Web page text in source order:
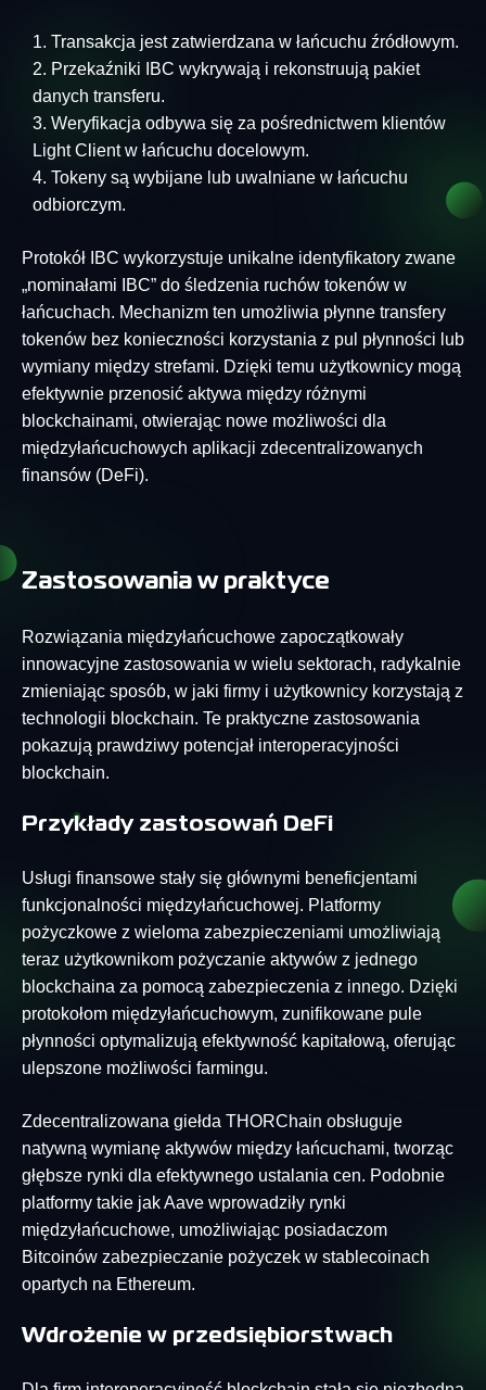
Transakcja jest zatwierdzana w łańcuchu źródłowym.
Przekaźniki IBC wykrywają i rekonstruują pakiet
danych transferu.
Weryfikacja odbywa się za pośrednictwem klientów
Light Client w łańcuchu docelowym.
Tokeny są wybijane lub uwalniane w łańcuchu
odbiorczym.
Protokół IBC wykorzystuje unikalne identyfikatory zwane
„nominałami IBC” do śledzenia ruchów tokenów w
łańcuchach. Mechanizm ten umożliwia płynne transfery
tokenów bez konieczności korzystania z pul płynności lub
wymiany między strefami. Dzięki temu użytkownicy mogą
efektywnie przenosić aktywa między różnymi
blockchainami, otwierając nowe możliwości dla
międzyłańcuchowych aplikacji zdecentralizowanych
finansów (DeFi).
Zastosowania w praktyce
Rozwiązania międzyłańcuchowe zapoczątkowały
innowacyjne zastosowania w wielu sektorach, radykalnie
zmieniając sposób, w jaki firmy i użytkownicy korzystają z
technologii blockchain. Te praktyczne zastosowania
pokazują prawdziwy potencjał interoperacyjności
blockchain.
Przykłady zastosowań DeFi
Usługi finansowe stały się głównymi beneficjentami
funkcjonalności międzyłańcuchowej. Platformy
pożyczkowe z wieloma zabezpieczeniami umożliwiają
teraz użytkownikom pożyczanie aktywów z jednego
blockchaina za pomocą zabezpieczenia z innego. Dzięki
protokołom międzyłańcuchowym, zunifikowane pule
płynności optymalizują efektywność kapitałową, oferując
ulepszone możliwości farmingu.
Zdecentralizowana giełda THORChain obsługuje
natywną wymianę aktywów między łańcuchami, tworząc
głębsze rynki dla efektywnego ustalania cen. Podobnie
platformy takie jak Aave wprowadziły rynki
międzyłańcuchowe, umożliwiając posiadaczom
Bitcoinów zabezpieczanie pożyczek w stablecoinach
opartych na Ethereum.
Wdrożenie w przedsiębiorstwach